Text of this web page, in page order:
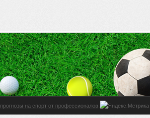
прогнозы на спорт от профессионалов